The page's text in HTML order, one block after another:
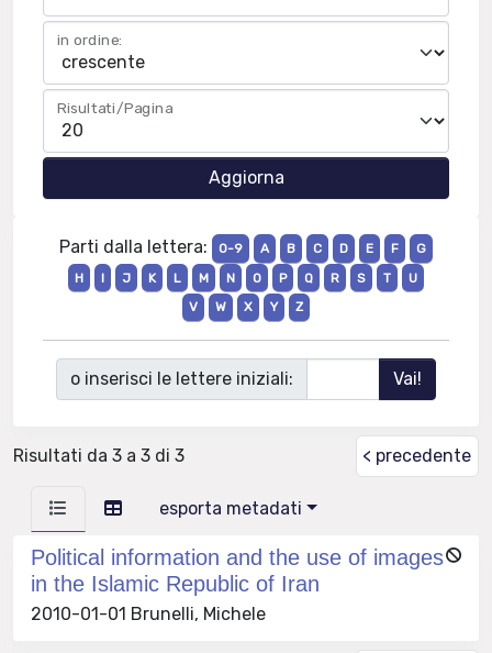
in ordine:
Risultati/Pagina
Parti dalla lettera: 0-9 A B C D E F
G
H
I J K L M N O P Q R S T
U
V
W X Y Z
o inserisci le lettere iniziali:
Risultati da 3 a 3 di 3 < precedente
esporta metadati
Political information and the use of images
in the Islamic Republic of Iran
2010-01-01 Brunelli, Michele